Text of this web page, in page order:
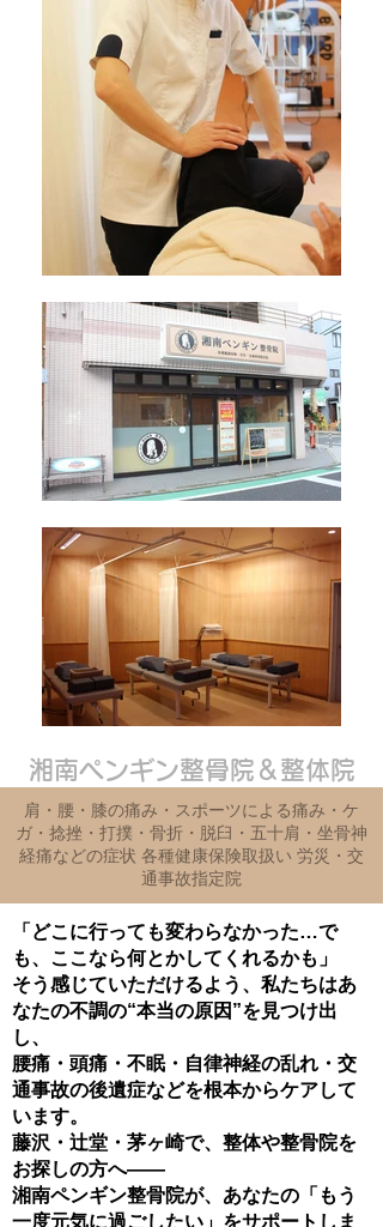
湘南ペンギン整骨院＆整体院
肩・腰・膝の痛み・スポーツによる痛み・ケ
ガ・捻挫・打撲・骨折・脱臼・五十肩・坐骨神
経痛などの症状 各種健康保険取扱い 労災・交
通事故指定院
「どこに行っても変わらなかった…で
も、ここなら何とかしてくれるかも」
そう感じていただけるよう、私たちはあ
なたの不調の“本当の原因”を見つけ出
し、
腰痛・頭痛・不眠・自律神経の乱れ・交
通事故の後遺症などを根本からケアして
います。
藤沢・辻堂・茅ヶ崎で、整体や整骨院を
お探しの方へ――
湘南ペンギン整骨院が、あなたの「もう
一度元気に過ごしたい」をサポートしま